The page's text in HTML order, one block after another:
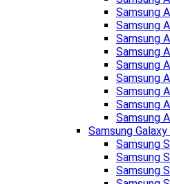
Samsung
Samsung
Samsung
Samsung
Samsung
Samsung
Samsung
Samsung
Samsung
Samsung Galaxy
Samsung
Samsung
Samsung